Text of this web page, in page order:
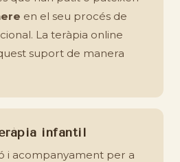
en el seu procés de
La teràpia online
suport de manera
infantil
i acompanyament per a